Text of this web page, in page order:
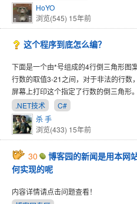
HoYO
浏览(545) 15年前
这个程序到底怎么编？
下面是一个由*号组成的4行倒三角形图
行数的取值3-21之间，对于非法的行数
屏幕上打印这个指定了行数的倒三角形
.NET技术
C#
杀 手
浏览(433) 15年前
30
博客园的新闻是用本网
何实现的呢
内容详情请点击问题查看！